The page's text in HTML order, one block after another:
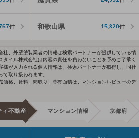
件 和歌山県 15,820件
社、外壁塗装業者の情報は検索パートナーが提供している情
タイル株式会社は内容の責任を負わないことを予めご了承く
様が入力される個人情報は、検索パートナーが取得し、同社
て取り扱われます。
価格、賃料、間取り、専有面積は、マンションレビューのデ
ィ不動産 マンション情報 京都府